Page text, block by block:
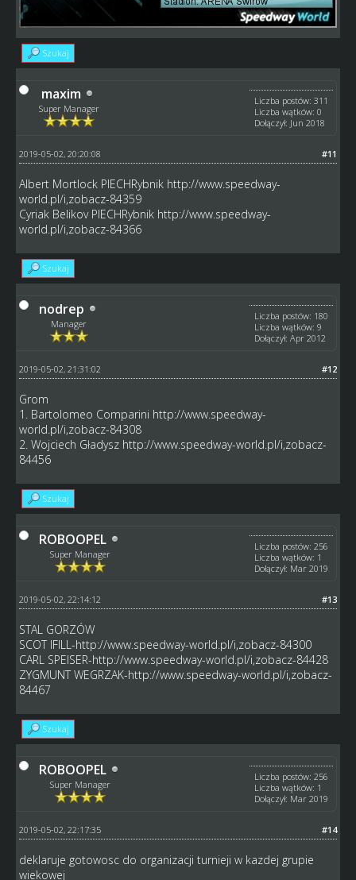
Szukaj
maxim
Super Manager
Liczba postów: 311
Liczba wątków: 0
Dołączył: Jun 2018
#11
2019-05-02, 20:20:08
Albert Mortlock PIECHRybnik http://www.speedway-
world.pl/i,zobacz-84359
Cyriak Belikov PIECHRybnik http://www.speedway-
world.pl/i,zobacz-84366
Szukaj
nodrep
Manager
Liczba postów: 180
Liczba wątków: 9
Dołączył: Apr 2012
#12
2019-05-02, 21:31:02
Grom
1. Bartolomeo Comparini http://www.speedway-
world.pl/i,zobacz-84308
2. Wojciech Gładysz http://www.speedway-world.pl/i,zobacz-
84456
Szukaj
ROBOOPEL
Super Manager
Liczba postów: 256
Liczba wątków: 1
Dołączył: Mar 2019
#13
2019-05-02, 22:14:12
STAL GORZÓW
SCOT IFILL-http://www.speedway-world.pl/i,zobacz-84300
CARL SPEISER-http://www.speedway-world.pl/i,zobacz-84428
ZYGMUNT WEGRZAK-http://www.speedway-world.pl/i,zobacz-
84467
Szukaj
ROBOOPEL
Super Manager
Liczba postów: 256
Liczba wątków: 1
Dołączył: Mar 2019
#14
2019-05-02, 22:17:35
deklaruje gotowosc do organizacji turnieji w kazdej grupie
wiekowej